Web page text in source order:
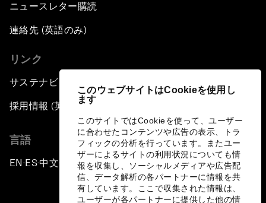
このウェブサイトはCookieを使用し
ます
このサイトではCookieを使って、ユーザー
に合わせたコンテンツや広告の表示、トラ
フィックの分析を行っています。またユー
ザーによるサイトの利用状況についても情
報を収集し、ソーシャルメディアや広告配
信、データ解析の各パートナーに情報を共
有しています。ここで収集された情報は、
ユーザーが各パートナーに提供した他の情
ニュースレター購読
連絡先 (英語のみ)
リンク
サステナビリティへの取り組み
採用情報 (英語のみ)
言語
EN ▪ES▪中文▪ 日本語